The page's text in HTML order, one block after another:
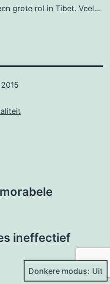
grote rol in Tibet. Veel...
ineffectief
Donkere modus: